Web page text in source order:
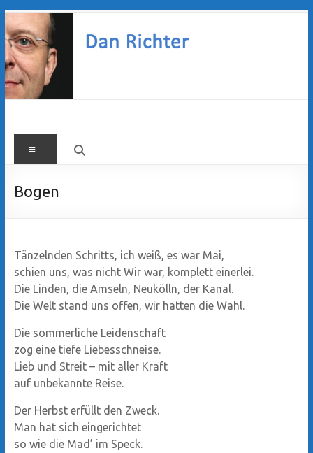
Zum
Inhalt
springen
Dan
Richter
Menü
Bogen
Tänzelnden Schritts, ich weiß, es war Mai,
schien uns, was nicht Wir war, komplett einerlei.
Die Linden, die Amseln, Neukölln, der Kanal.
Die Welt stand uns offen, wir hatten die Wahl.
Die sommerliche Leidenschaft
zog eine tiefe Liebesschneise.
Lieb und Streit – mit aller Kraft
auf unbekannte Reise.
Der Herbst erfüllt den Zweck.
Man hat sich eingerichtet
so wie die Mad’ im Speck.